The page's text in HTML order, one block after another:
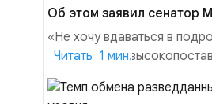
Об этом заявил сенатор
«Не хочу вдаваться в
Марк Уорнер,
использование Украиной
наносить удары вглубь
Читать 1 мин.